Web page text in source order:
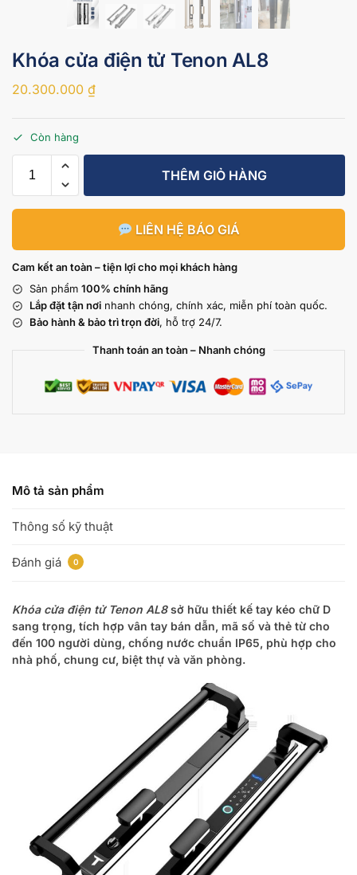
Khóa cửa điện tử Tenon AL8
20.300.000 ₫
Còn hàng
THÊM GIỎ HÀNG
LIÊN HỆ BÁO GIÁ
Cam kết an toàn – tiện lợi cho mọi khách hàng
Sản phẩm 100% chính hãng
Lắp đặt tận nơi nhanh chóng, chính xác, miễn phí toàn quốc.
Bảo hành & bảo trì trọn đời, hỗ trợ 24/7.
Thanh toán an toàn – Nhanh chóng
Mô tả sản phẩm
Thông số kỹ thuật
Đánh giá 0
Khóa cửa điện tử Tenon AL8sở hữu thiết kế tay kéo chữ D
sang trọng, tích hợp vân tay bán dẫn, mã số và thẻ từ cho
đến 100 người dùng, chống nước chuẩn IP65, phù hợp cho
nhà phố, chung cư, biệt thự và văn phòng.